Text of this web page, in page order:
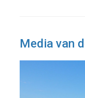
Media van